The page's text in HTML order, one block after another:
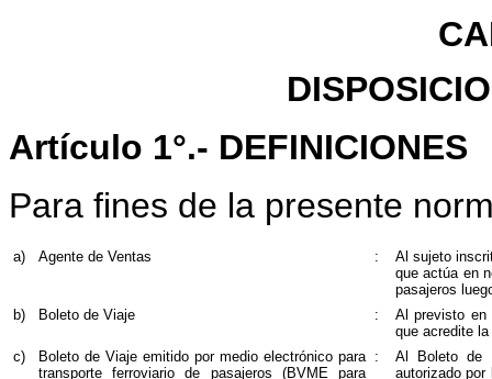
Artículo 1°.- DEFINICIONES
Para fines de la presente
a) Agente de Ventas :
Al sujeto
que actúa en
pasajeros
b)
Boleto de Viaje :
Al previsto en
que acredite
c)
Boleto de Viaje emitido por medio electrónico para
transporte ferroviario de pasajeros (BVME para
:
Al Boleto de
autorizado por